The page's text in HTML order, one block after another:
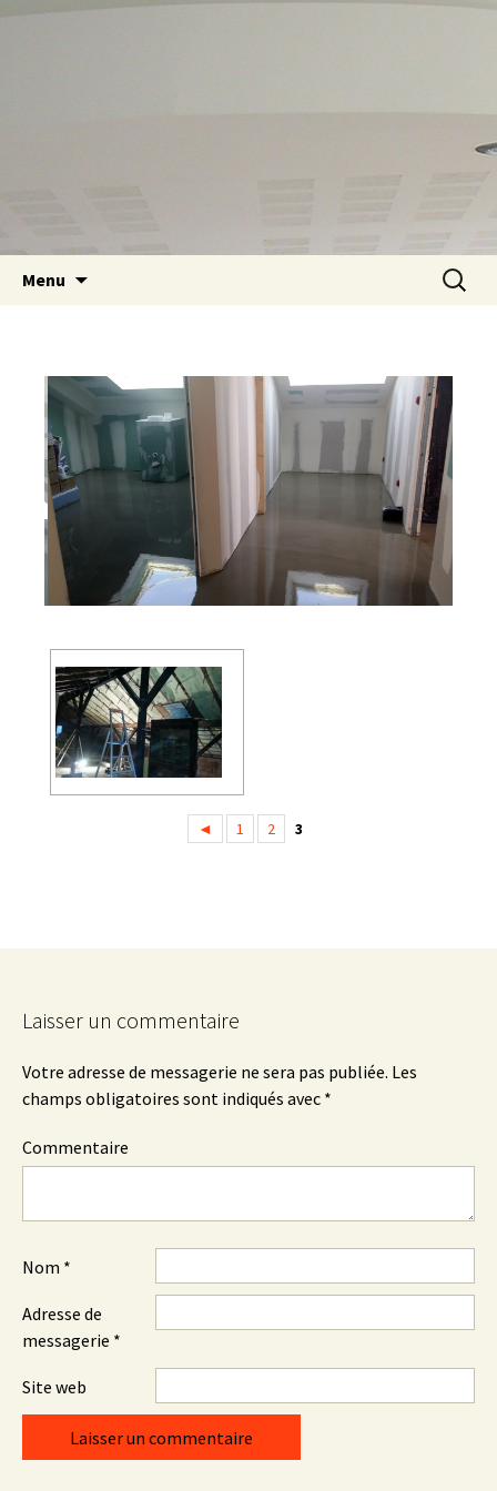
Menu
◄ 1 2 3
Laisser un commentaire
Votre adresse de messagerie ne sera pas publiée. Les
champs obligatoires sont indiqués avec *
Commentaire
Nom *
Adresse de
messagerie *
Site web